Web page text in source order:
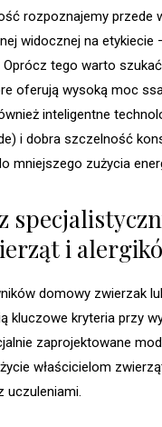
rozpoznajemy przede
widocznej na etykiecie
Oprócz tego warto
oferują wysoką moc
inteligentne
i dobra szczelność
mniejszego zużycia
i
domowy zwierzak
kluczowe kryteria przy
zaprojektowane
właścicielom
uczuleniami.